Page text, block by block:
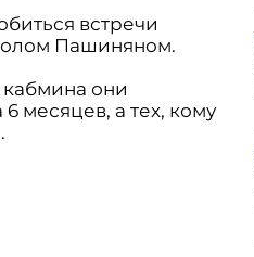
встречи
Пашиняном.
кабмина они
месяцев, а тех, кому